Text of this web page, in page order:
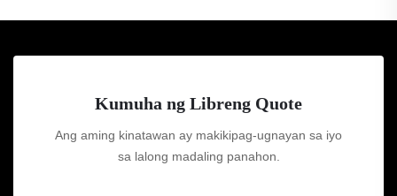
Kumuha ng Libreng Quote
Ang aming kinatawan ay makikipag-ugnayan sa iyo
sa lalong madaling panahon.